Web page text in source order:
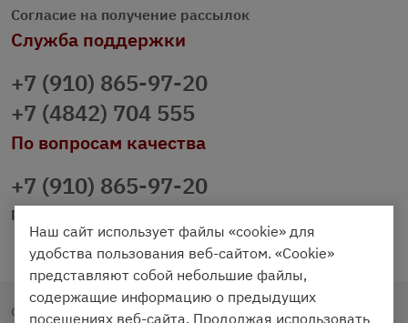
Согласие на получение рассылок
Служба поддержки
+7 (910) 865-97-20
+7 (4842) 704 555
По вопросам качества
+7 (910) 865-97-20
prazdnichniy40@palmi.ru
Copyright © 2020 - 2026. Праздничный Стол.
Наш сайт использует файлы «cookie» для
удобства пользования веб-сайтом. «Cookie»
представляют собой небольшие файлы,
содержащие информацию о предыдущих
посещениях веб-сайта. Продолжая использовать